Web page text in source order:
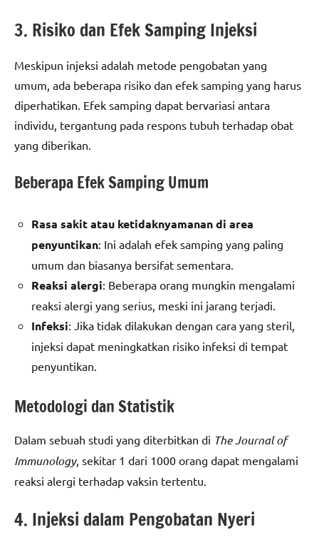
3. Risiko dan Efek Samping Injeksi
Meskipun injeksi adalah metode pengobatan yang
umum, ada beberapa risiko dan efek samping yang harus
diperhatikan. Efek samping dapat bervariasi antara
individu, tergantung pada respons tubuh terhadap obat
yang diberikan.
Beberapa Efek Samping Umum
Rasa sakit atau ketidaknyamanan di area
penyuntikan: Ini adalah efek samping yang paling
umum dan biasanya bersifat sementara.
Reaksi alergi: Beberapa orang mungkin mengalami
reaksi alergi yang serius, meski ini jarang terjadi.
Infeksi: Jika tidak dilakukan dengan cara yang steril,
injeksi dapat meningkatkan risiko infeksi di tempat
penyuntikan.
Metodologi dan Statistik
Dalam sebuah studi yang diterbitkan di The Journal of
Immunology, sekitar 1 dari 1000 orang dapat mengalami
reaksi alergi terhadap vaksin tertentu.
4. Injeksi dalam Pengobatan Nyeri